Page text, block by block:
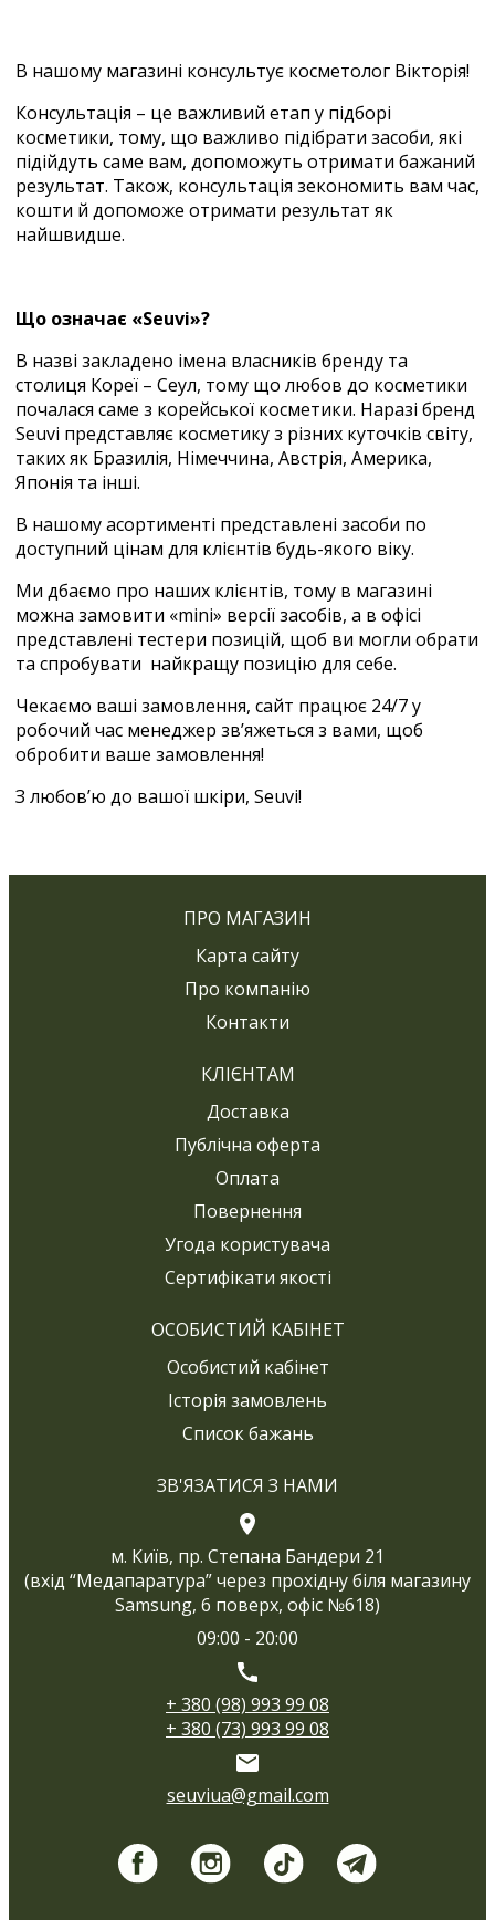
В нашому магазині консультує косметолог Вікторія!
Консультація – це важливий етап у підборі
косметики, тому, що важливо підібрати засоби, які
підійдуть саме вам, допоможуть отримати бажаний
результат. Також, консультація зекономить вам час,
кошти й допоможе отримати результат як
найшвидше.
Що означає «Seuvi»?
В назві закладено імена власників бренду та
столиця Кореї – Сеул, тому що любов до косметики
почалася саме з корейської косметики. Наразі бренд
Seuvi представляє косметику з різних куточків світу,
таких як Бразилія, Німеччина, Австрія, Америка,
Японія та інші.
В нашому асортименті представлені засоби по
доступний цінам для клієнтів будь-якого віку.
Ми дбаємо про наших клієнтів, тому в магазині
можна замовити «mini» версії засобів, а в офісі
представлені тестери позицій, щоб ви могли обрати
та спробувати найкращу позицію для себе.
Чекаємо ваші замовлення, сайт працює 24/7 у
робочий час менеджер зв’яжеться з вами, щоб
обробити ваше замовлення!
З любов’ю до вашої шкіри, Seuvi!
ПРО МАГАЗИН
Карта сайту
Про компанію
Контакти
КЛІЄНТАМ
Доставка
Публічна оферта
Оплата
Повернення
Угода користувача
Сертифікати якості
ОСОБИСТИЙ КАБІНЕТ
Особистий кабінет
Історія замовлень
Список бажань
ЗВ'ЯЗАТИСЯ З НАМИ
м. Київ, пр. Степана Бандери 21
(вхід “Медапаратура” через прохідну біля магазину
Samsung, 6 поверх, офіс №618)
09:00 - 20:00
+ 380 (98) 993 99 08
+ 380 (73) 993 99 08
seuviua@gmail.com